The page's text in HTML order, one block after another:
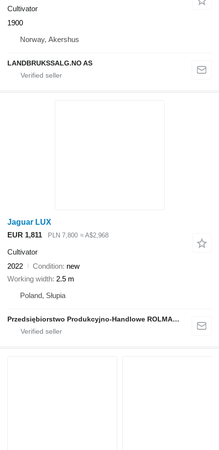
Cultivator
1900
Norway, Akershus
LANDBRUKSSALG.NO AS
Jaguar LUX
EUR 1,811
PLN 7,800 ≈ A$2,968
Cultivator
2022
Condition new
Working width 2.5 m
Poland, Słupia
Przedsiębiorstwo Produkcyjno-Handlowe ROLMAPOL Marcin Dziekan